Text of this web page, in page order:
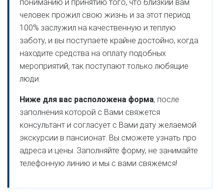
пониманию и принятию того, что близкий вам
человек прожил свою жизнь и за этот период
100% заслужил на качественную и теплую
заботу, и вы поступаете крайне достойно, когда
находите средства на оплату подобных
мероприятий, так поступают только любящие
люди.
Ниже для вас расположена форма, после
заполнения которой с Вами свяжется
консультант и согласует с Вами дату желаемой
экскурсии в пансионат. Вы сможете узнать про
адреса и цены. Заполняйте форму, не занимайте
телефонную линию и мы с вами свяжемся!